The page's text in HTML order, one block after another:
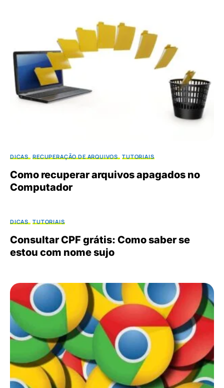
DICAS RECUPERAÇÃO DE ARQUIVOS TUTORIAIS
Como recuperar arquivos apagados no
Computador
DICAS TUTORIAIS
Consultar CPF grátis: Como saber se
estou com nome sujo